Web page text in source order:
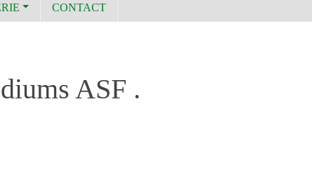
CONTACT
ASF .